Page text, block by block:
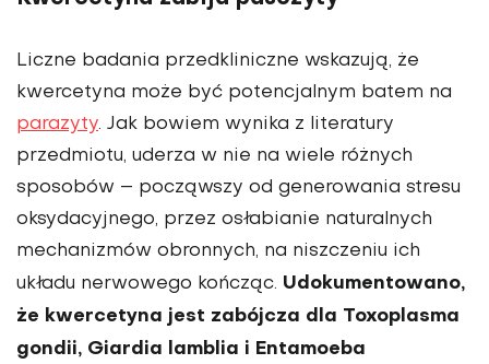
Liczne badania przedkliniczne wskazują, że
kwercetyna może być potencjalnym batem na
parazyty. Jak bowiem wynika z literatury
przedmiotu, uderza w nie na wiele różnych
sposobów – począwszy od generowania stresu
oksydacyjnego, przez osłabianie naturalnych
mechanizmów obronnych, na niszczeniu ich
układu nerwowego kończąc. Udokumentowa­no,
że kwercetyna jest zabójcza dla Toxoplasma
gondii, Giardia lamblia i Entamoeba